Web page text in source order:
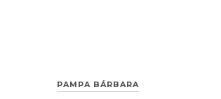
PAMPA BÁRBARA